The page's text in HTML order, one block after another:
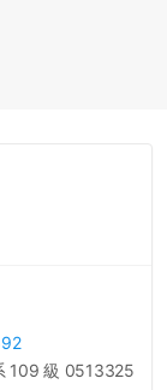
109 級 0513325